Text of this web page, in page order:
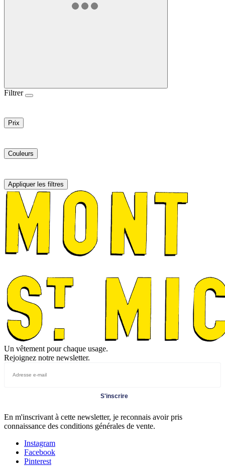
Filtrer
Prix
Couleurs
Appliquer les filtres
Un vêtement pour chaque usage.
Rejoignez notre newsletter.
S'inscrire
En m'inscrivant à cette newsletter, je reconnais avoir pris
connaissance des conditions générales de vente.
Instagram
Facebook
Pinterest